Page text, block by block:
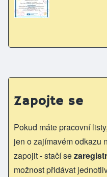
Zapojte se
Pokud máte pracovní
jen o zajímavém odkazu
zapojit - stačí se
možnost přidávat